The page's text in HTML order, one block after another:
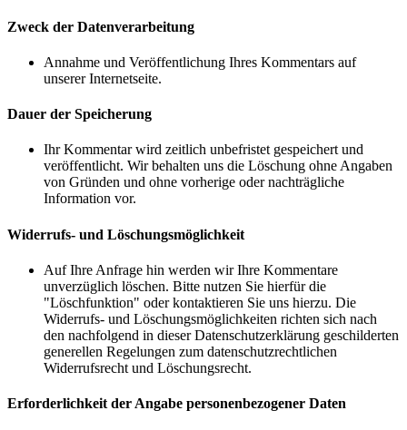
Zweck der Datenverarbeitung
Annahme und Veröffentlichung Ihres Kommentars auf
unserer Internetseite.
Dauer der Speicherung
Ihr Kommentar wird zeitlich unbefristet gespeichert und
veröffentlicht. Wir behalten uns die Löschung ohne Angaben
von Gründen und ohne vorherige oder nachträgliche
Information vor.
Widerrufs- und Löschungsmöglichkeit
Auf Ihre Anfrage hin werden wir Ihre Kommentare
unverzüglich löschen. Bitte nutzen Sie hierfür die
"Löschfunktion" oder kontaktieren Sie uns hierzu. Die
Widerrufs- und Löschungsmöglichkeiten richten sich nach
den nachfolgend in dieser Datenschutzerklärung geschilderten
generellen Regelungen zum datenschutzrechtlichen
Widerrufsrecht und Löschungsrecht.
Erforderlichkeit der Angabe personenbezogener Daten